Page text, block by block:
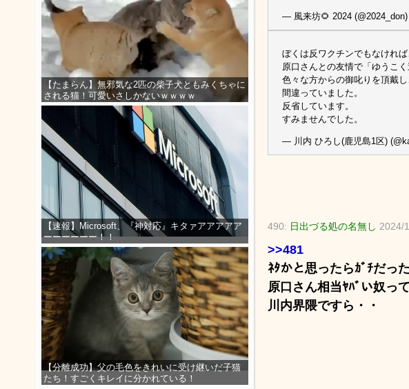
【たまらん】無邪気な2匹の柴子犬ともみくちゃに
される猫！可愛いさしかないｗｗｗｗ
【速報】Microsoft、『神対応』キタァアアアアア
ーーーーーー！！
【分離成功】父の毛色をきれいに受け継いだ子猫
たち！すごくキレイに分かれている！
— 風来坊🌻 2024 (@2024_don)
ぼくは反ワクチンでもなけれ
原口さんとの友情で「ゆうこ
色々な方からの御叱りを頂戴し
間違っていました。
反省しています。
すみませんでした。
— 川内 ひろし(鹿児島1区)
490: 日出づる処の名無し 2024/
>>481
ﾈﾀかと思ったらｶﾞﾁだっ
原口さん相当ﾔﾊﾞい奴っ
川内界隈ですら・・